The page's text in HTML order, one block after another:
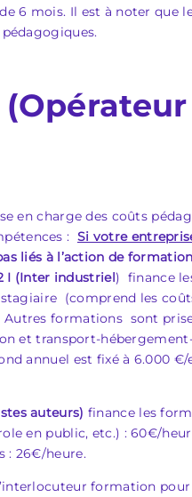
6 mois. Il est à noter que
en charge des coûts
: Si votre
liés à l’action de
I (Inter industriel) finance
(comprend les
Autres formations sont
et transport-hébergement-
annuel est fixé à 6.000
auteurs) finance les
en public, etc.) : 60€/
: 26€/heure.
formation pour